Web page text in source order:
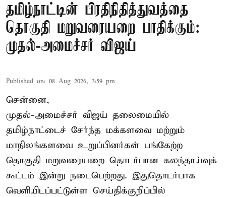
தமிழ்நாட்டின் பிரதிநிதித்துவத்தை
தொகுதி மறுவரையறை பாதிக்கும்:
முதல்-அமைச்சர் விஜய்
Published on: 08 Aug 2026, 3:59 pm
சென்னை,
முதல்-அமைச்சர் விஜய் தலைமையில்
தமிழ்நாட்டைச் சேர்ந்த மக்களவை மற்றும்
மாநிலங்களவை உறுப்பினர்கள் பங்கேற்ற
தொகுதி மறுவரையறை தொடர்பான கலந்தாய்வுக்
கூட்டம் இன்று நடைபெற்றது. இதுதொடர்பாக
வெளியிடப்பட்டுள்ள செய்திக்குறிப்பில்